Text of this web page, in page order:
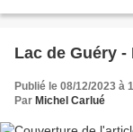
Publié le 08/12/2023 à
Par Michel Carlué